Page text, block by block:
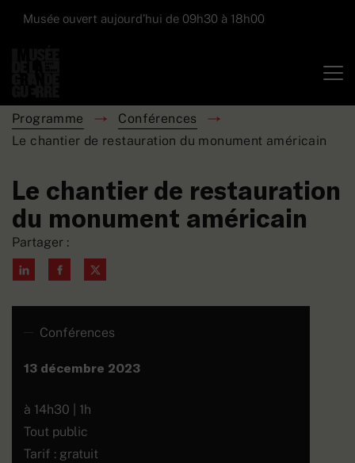
Musée ouvert aujourd’hui de 09h30 à 18h00
Partager :
Conférences
13 décembre 2023
à 14h30 | 1h
Tout public
Tarif : gratuit
Programme
Conférences
Le chantier de restauration du monument américain
Le chantier de restauration
du monument américain